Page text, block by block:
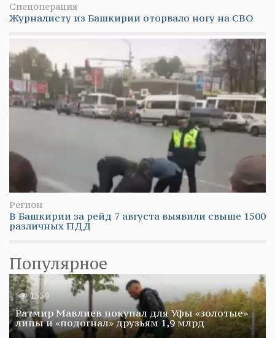
Спецоперация
Журналисту из Башкирии оторвало ногу на СВО
Регион
В Башкирии за рейд 7 августа выявили свыше 1500
различных ПДД
Популярное
1559
Ратмир Мавлиев покупал для Уфы «золотые»
липы и «подогнал» друзьям 1,9 млрд